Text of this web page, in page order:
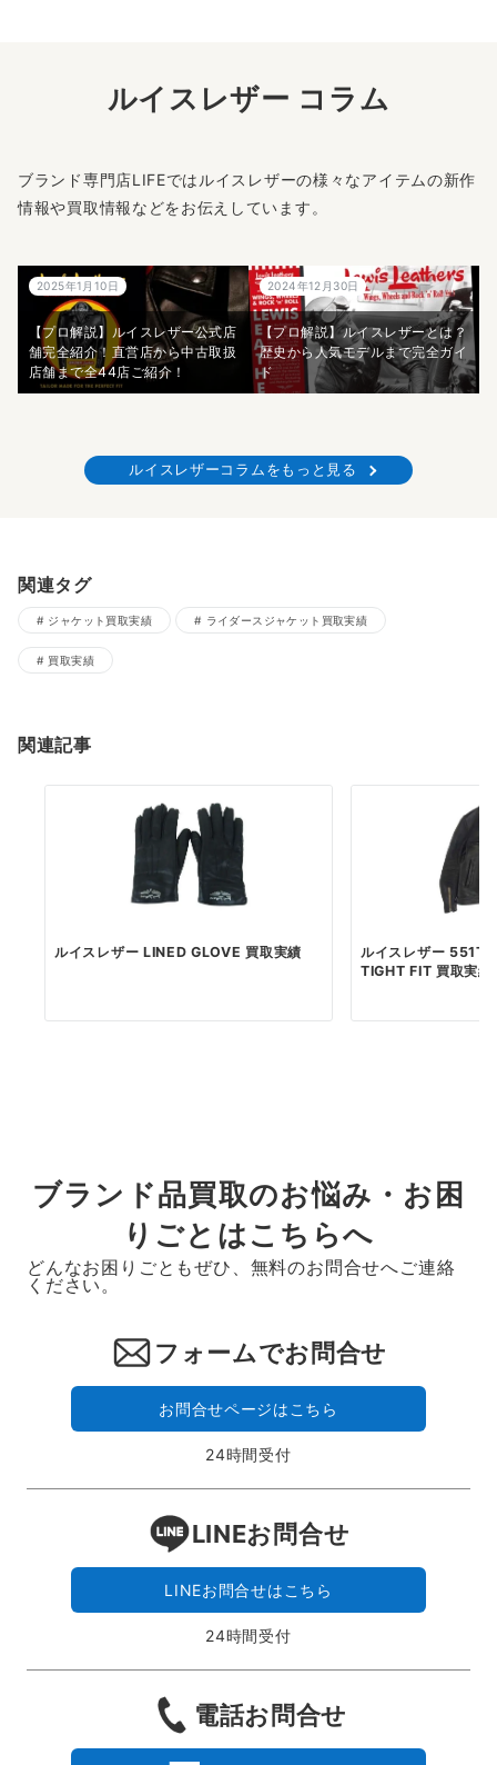
ルイスレザー コラム
ブランド専門店LIFEではルイスレザーの様々なアイテムの新作
情報や買取情報などをお伝えしています。
【プロ解説】ルイスレザー公式店
舗完全紹介！直営店から中古取扱
店舗まで全44店ご紹介！
2025年1月10日
【プロ解説】ルイスレザーとは？
歴史から人気モデルまで完全ガイ
ド
2024年12月30日
ルイスレザーコラムをもっと見る
関連タグ
ジャケット買取実績 ライダースジャケット買取実績
買取実績
関連記事
ルイスレザー LINED GLOVE 買取実績
ルイスレザー
TIGHT FIT 買取実績
ブランド品買取のお悩み・お困
りごとはこちらへ
どんなお困りごともぜひ、無料のお問合せへご連絡
ください。
フォームでお問合せ
お問合せページはこちら
24時間受付
LINEお問合せ
LINEお問合せはこちら
24時間受付
電話お問合せ